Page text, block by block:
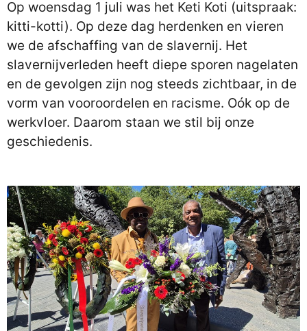
Op woensdag 1 juli was het Keti Koti (uitspraak:
kitti-kotti). Op deze dag herdenken en vieren
we de afschaffing van de slavernij. Het
slavernijverleden heeft diepe sporen nagelaten
en de gevolgen zijn nog steeds zichtbaar, in de
vorm van vooroordelen en racisme. Oók op de
werkvloer. Daarom staan we stil bij onze
geschiedenis.